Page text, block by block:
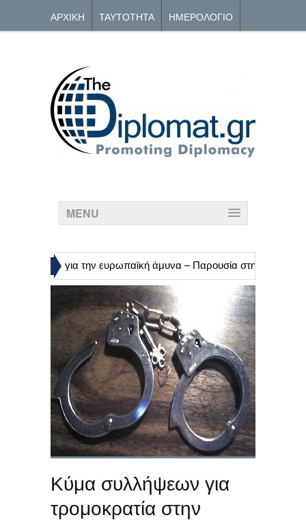
ΑΡΧΙΚΗ ΤΑΥΤΟΤΗΤΑ ΗΜΕΡΟΛΟΓΙΟ
MENU
Κομισιόν για την ευρωπαϊκή άμυνα – Παρουσία στη DEFEA
Κύμα συλλήψεων για
τρομοκρατία στην